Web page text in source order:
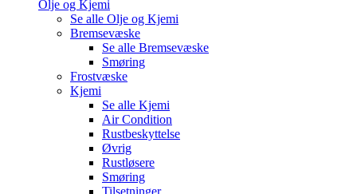
Olje og Kjemi
Se alle Olje og Kjemi
Bremsevæske
Se alle Bremsevæske
Smøring
Frostvæske
Kjemi
Se alle Kjemi
Air Condition
Rustbeskyttelse
Øvrig
Rustløsere
Smøring
Tilsetninger